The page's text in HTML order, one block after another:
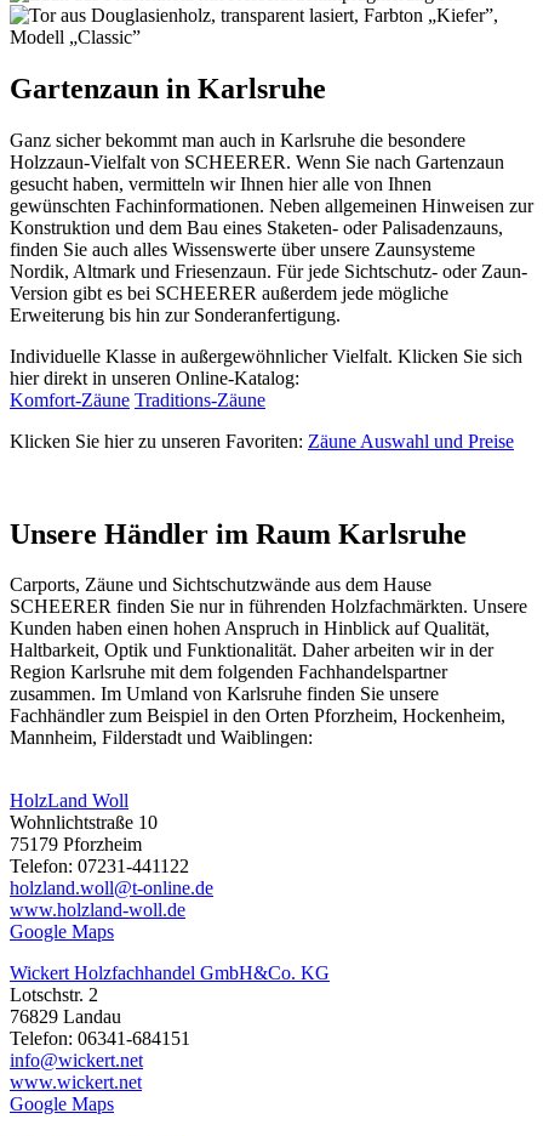
Gartenzaun in Karlsruhe
Ganz sicher bekommt man auch in Karlsruhe die besondere
Holzzaun-Vielfalt von SCHEERER. Wenn Sie nach Gartenzaun
gesucht haben, vermitteln wir Ihnen hier alle von Ihnen
gewünschten Fachinformationen. Neben allgemeinen Hinweisen zur
Konstruktion und dem Bau eines Staketen- oder Palisadenzauns,
finden Sie auch alles Wissenswerte über unsere Zaunsysteme
Nordik, Altmark und Friesenzaun. Für jede Sichtschutz- oder Zaun-
Version gibt es bei SCHEERER außerdem jede mögliche
Erweiterung bis hin zur Sonderanfertigung.
Individuelle Klasse in außergewöhnlicher Vielfalt. Klicken Sie sich
hier direkt in unseren Online-Katalog:
Komfort-Zäune Traditions-Zäune
Klicken Sie hier zu unseren Favoriten: Zäune Auswahl und Preise
Unsere Händler im Raum Karlsruhe
Carports, Zäune und Sichtschutzwände aus dem Hause
SCHEERER finden Sie nur in führenden Holzfachmärkten. Unsere
Kunden haben einen hohen Anspruch in Hinblick auf Qualität,
Haltbarkeit, Optik und Funktionalität. Daher arbeiten wir in der
Region Karlsruhe mit dem folgenden Fachhandelspartner
zusammen. Im Umland von Karlsruhe finden Sie unsere
Fachhändler zum Beispiel in den Orten Pforzheim, Hockenheim,
Mannheim, Filderstadt und Waiblingen:
HolzLand Woll
Wohnlichtstraße 10
75179 Pforzheim
Telefon: 07231-441122
holzland.woll@t-online.de
www.holzland-woll.de
Google Maps
Wickert Holzfachhandel GmbH&Co. KG
Lotschstr. 2
76829 Landau
Telefon: 06341-684151
info@wickert.net
www.wickert.net
Google Maps